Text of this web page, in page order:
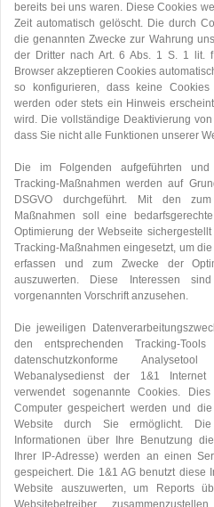
bereits bei uns waren. Diese Cookies
Zeit automatisch gelöscht. Die durch
die genannten Zwecke zur Wahrung
der Dritter nach Art. 6 Abs. 1 S. 1 lit.
Browser akzeptieren Cookies
so konfigurieren, dass keine
werden oder stets ein Hinweis
wird. Die vollständige Deaktivierung
dass Sie nicht alle Funktionen unserer
Die im Folgenden aufgeführten
Tracking-Maßnahmen werden auf
DSGVO durchgeführt. Mit den
Maßnahmen soll eine
Optimierung der Webseite
Tracking-Maßnahmen eingesetzt, um
erfassen und zum Zwecke der
auszuwerten. Diese Interessen
vorgenannten Vorschrift anzusehen.
Die jeweiligen
den entsprechenden Tracking-
datenschutzkonforme
Webanalysedienst der 1&1
verwendet sogenannte Cookies.
Computer gespeichert werden und
Website durch Sie ermöglicht.
Informationen über Ihre Benutzung
Ihrer IP-Adresse) werden an einen
gespeichert. Die 1&1 AG benutzt diese
Website auszuwerten, um Reports